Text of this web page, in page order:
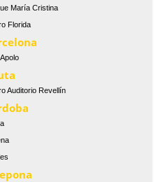
María Cristina
Florida
Auditorio Revellín